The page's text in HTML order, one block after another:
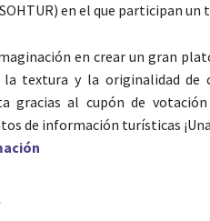
en el que participan
en crear un gran
textura y la originalidad de
gracias al cupón de
de información turísticas